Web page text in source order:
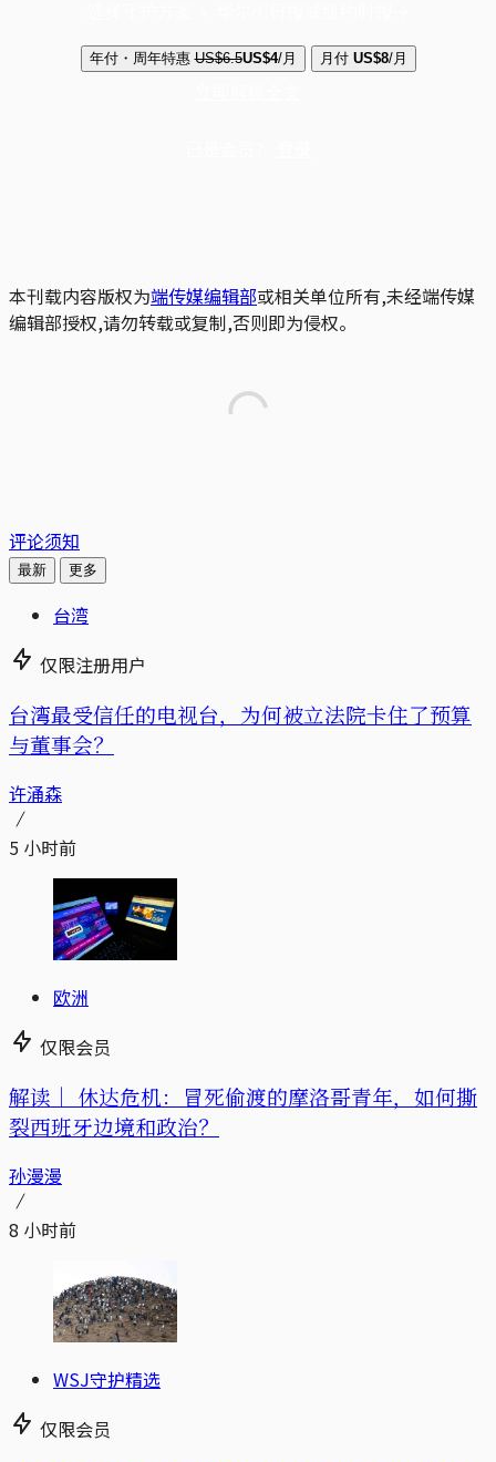
年付・周年特惠 US$6.5US$4/月 月付 US$8/月
本刊载内容版权为端传媒编辑部或相关单位所有,未经端传媒
编辑部授权,请勿转载或复制,否则即为侵权。
评论须知
最新 更多
台湾
仅限注册用户
台湾最受信任的电视台，为何被立法院卡住了预算
与董事会？
许涌森
5 小时前
欧洲
仅限会员
解读｜ 休达危机：冒死偷渡的摩洛哥青年，如何撕
裂西班牙边境和政治？
孙漫漫
8 小时前
WSJ守护精选
仅限会员